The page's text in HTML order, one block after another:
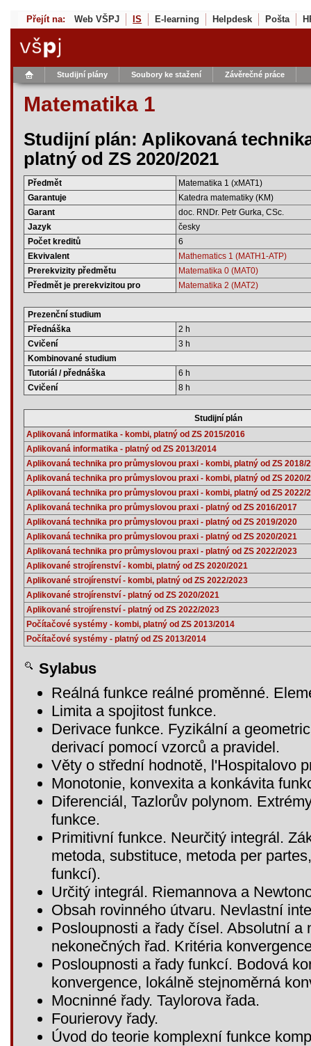
Přejít na: Web VŠPJ IS E-learning Helpdesk Pošta
Studijní plány Soubory ke stažení Závěrečné práce
Matematika 1
Studijní plán: Aplikovaná
platný od ZS 2020/2021
Předmět
Matematika 1 (xMAT1)
Garantuje
Katedra matematiky (KM)
Garant
doc. RNDr. Petr Gurka, CSc.
Jazyk
česky
Počet kreditů
6
Ekvivalent
Mathematics 1 (MATH1-ATP)
Prerekvizity předmětu
Matematika 0 (MAT0)
Předmět je prerekvizitou pro
Matematika 2 (MAT2)
Prezenční studium
Přednáška
2 h
Cvičení
3 h
Kombinované studium
Tutoriál / přednáška
6 h
Cvičení
8 h
Studijní plán
Aplikovaná informatika - kombi, platný od ZS 2015/2016
Aplikovaná informatika - platný od ZS 2013/2014
Aplikovaná technika pro průmyslovou praxi - kombi, platný od ZS 2018/
Aplikovaná technika pro průmyslovou praxi - kombi, platný od ZS 2020/
Aplikovaná technika pro průmyslovou praxi - kombi, platný od ZS 2022/
Aplikovaná technika pro průmyslovou praxi - platný od ZS 2016/2017
Aplikovaná technika pro průmyslovou praxi - platný od ZS 2019/2020
Aplikovaná technika pro průmyslovou praxi - platný od ZS 2020/2021
Aplikovaná technika pro průmyslovou praxi - platný od ZS 2022/2023
Aplikované strojírenství - kombi, platný od ZS 2020/2021
Aplikované strojírenství - kombi, platný od ZS 2022/2023
Aplikované strojírenství - platný od ZS 2020/2021
Aplikované strojírenství - platný od ZS 2022/2023
Počítačové systémy - kombi, platný od ZS 2013/2014
Počítačové systémy - platný od ZS 2013/2014
Sylabus
Reálná funkce reálné proměnné.
Limita a spojitost funkce.
Derivace funkce. Fyzikální a
derivací pomocí vzorců a pravidel.
Věty o střední hodnotě, l'Hospitalovo
Monotonie, konvexita a konkávita
Diferenciál, Tazlorův polynom.
funkce.
Primitivní funkce. Neurčitý integrál.
metoda, substituce, metoda per
funkcí).
Určitý integrál. Riemannova a
Obsah rovinného útvaru. Nevlastní
Posloupnosti a řady čísel. Absolutní a
nekonečných řad. Kritéria
Posloupnosti a řady funkcí. Bodová
konvergence, lokálně stejnoměrná
Mocninné řady. Taylorova řada.
Fourierovy řady.
Úvod do teorie komplexní funkce